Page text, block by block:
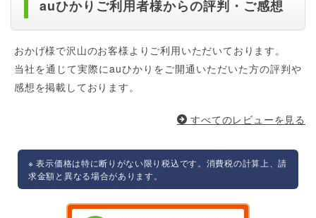
auひかりご利用者様からの評判・ご感想
おかげ様で沢山のお客様よりご利用いただいております。
当社を通じて実際にauひかりをご開通いただいた方の評判や
感想を掲載しております。
すべてのレビューを見る
※ 表示価格は特に断りがない限り税込です。消費税の計算上、請
求金額と異なる場合があります。